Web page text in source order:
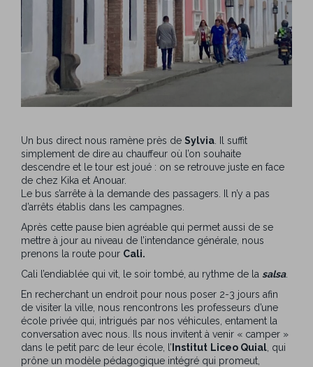
Un bus direct nous ramène près de Sylvia . Il suffit
simplement de dire au chauffeur où l’on souhaite
descendre et le tour est joué : on se retrouve juste en face
de chez Kika et Anouar.
Le bus s’arrête à la demande des passagers. Il n’y a pas
d’arrêts établis dans les campagnes.
Après cette pause bien agréable qui permet aussi de se
mettre à jour au niveau de l’intendance générale, nous
prenons la route pour Cali.
Cali l’endiablée qui vit, le soir tombé, au rythme de la salsa.
En recherchant un endroit pour nous poser 2-3 jours afin
de visiter la ville, nous rencontrons les professeurs d’une
école privée qui, intrigués par nos véhicules, entament la
conversation avec nous. Ils nous invitent à venir « camper »
dans le petit parc de leur école, l’Institut Liceo Quial , qui
prône un modèle pédagogique intégré qui promeut,